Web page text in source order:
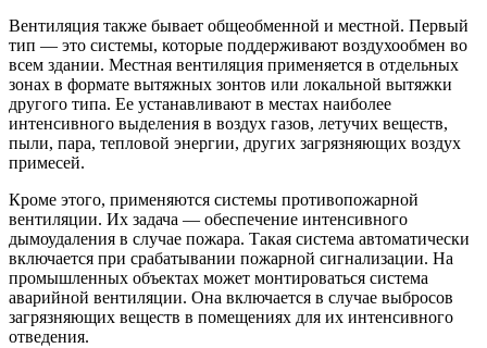
Вентиляция также бывает общеобменной и местной. Первый
тип — это системы, которые поддерживают воздухообмен во
всем здании. Местная вентиляция применяется в отдельных
зонах в формате вытяжных зонтов или локальной вытяжки
другого типа. Ее устанавливают в местах наиболее
интенсивного выделения в воздух газов, летучих веществ,
пыли, пара, тепловой энергии, других загрязняющих воздух
примесей.
Кроме этого, применяются системы противопожарной
вентиляции. Их задача — обеспечение интенсивного
дымоудаления в случае пожара. Такая система автоматически
включается при срабатывании пожарной сигнализации. На
промышленных объектах может монтироваться система
аварийной вентиляции. Она включается в случае выбросов
загрязняющих веществ в помещениях для их интенсивного
отведения.